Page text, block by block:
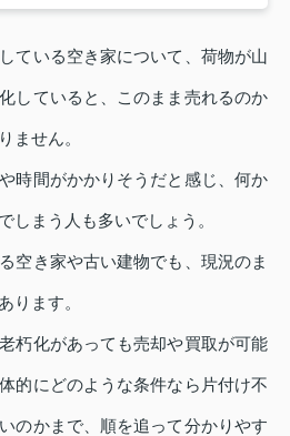
ている空き家について、荷物が山
していると、このまま売れるのか
ません。
時間がかかりそうだと感じ、何か
しまう人も多いでしょう。
空き家や古い建物でも、現況のま
ります。
朽化があっても売却や買取が可能
的にどのような条件なら片付け不
のかまで、順を追って分かりやす